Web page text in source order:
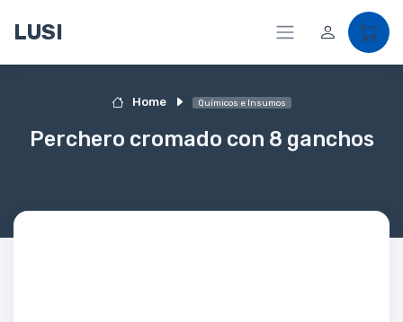
LUSI
Home Químicos e Insumos
Perchero cromado con 8 ganchos